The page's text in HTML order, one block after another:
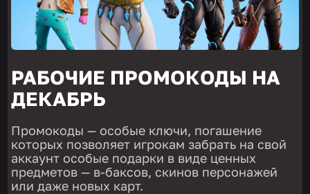
РАБОЧИЕ ПРОМОКОДЫ НА
ДЕКАБРЬ
Промокоды — особые ключи, погашение
которых позволяет игрокам забрать на свой
аккаунт особые подарки в виде ценных
предметов — в-баксов, скинов персонажей
или даже новых карт.